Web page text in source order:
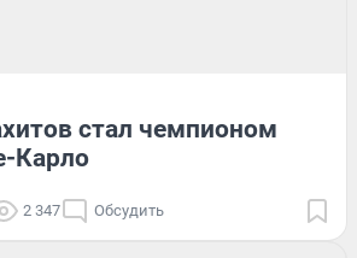
стал чемпионом
Карло
2 347 Обсудить